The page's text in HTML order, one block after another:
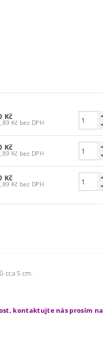
Kč
652,89 Kč bez DPH
Kč
652,89 Kč bez DPH
Kč
652,89 Kč bez DPH
cca 5 cm.
kontaktujte nás prosím na